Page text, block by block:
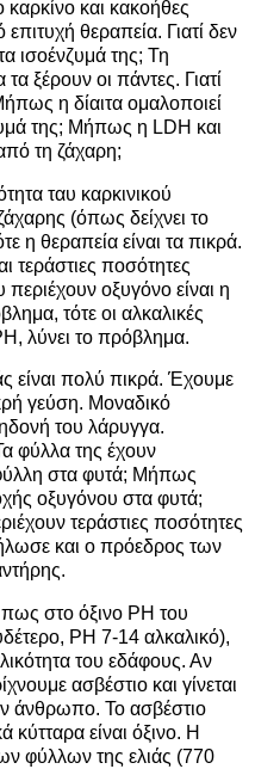
και κακοήθες
θεραπεία. Γιατί δεν
ισοένζυμά της; Τη
τα ξέρουν οι πάντες. Γιατί
η δίαιτα ομαλοποιεί
της; Μήπως η LDH και
τη ζάχαρη;
ταυ καρκινικού
(όπως δείχνει το
η θεραπεία είναι τα πικρά.
τεράστιες ποσότητες
οξυγόνο είναι η
τότε οι αλκαλικές
λύνει το πρόβλημα.
είναι πολύ πικρά. Έχουμε
γεύση. Μοναδικό
ηδονή του λάρυγγα.
φύλλα της έχουν
στα φυτά; Μήπως
οξυγόνου στα φυτά;
τεράστιες ποσότητες
και ο πρόεδρος των
στο όξινο PH του
PH 7-14 αλκαλικό),
του εδάφους. Αν
ασβέστιο και γίνεται
άνθρωπο. Το ασβέστιο
κύτταρα είναι όξινο. Η
φύλλων της ελιάς (770